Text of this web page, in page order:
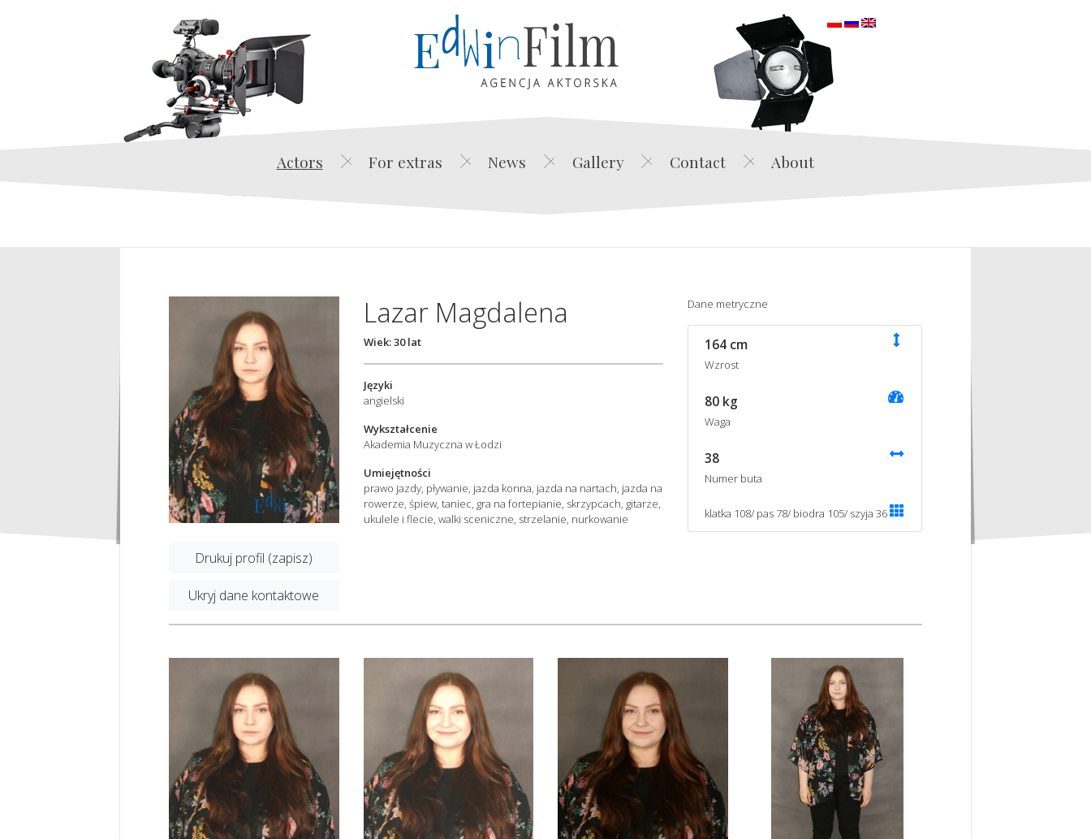
Edwin Film Agencja Aktorska
Actors For extras News Gallery Contact About
Drukuj profil (zapisz)
Ukryj dane kontaktowe
Lazar Magdalena
Wiek: 30 lat
Języki
angielski
Wykształcenie
Akademia Muzyczna w Łodzi
Umiejętności
prawo jazdy, pływanie, jazda konna, jazda na nartach, jazda na
rowerze, śpiew, taniec, gra na fortepianie, skrzypcach, gitarze,
ukulele i flecie, walki sceniczne, strzelanie, nurkowanie
Dane metryczne
164 cm
Wzrost
80 kg
Waga
38
Numer buta
klatka 108/ pas 78/ biodra 105/ szyja 36